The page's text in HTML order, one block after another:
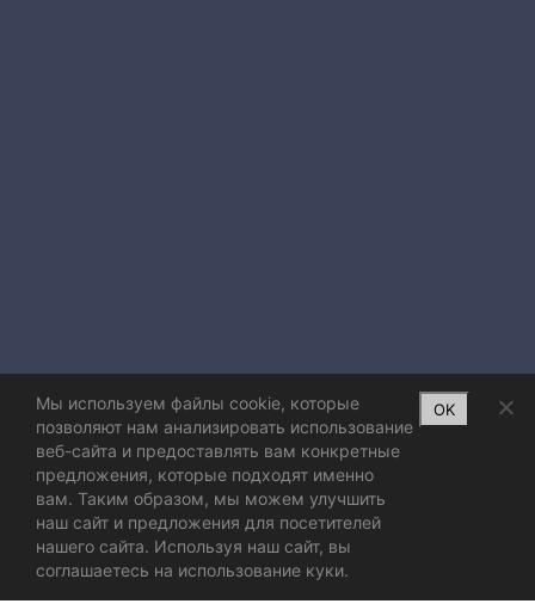
Мы используем файлы cookie, которые
позволяют нам анализировать использование
веб-сайта и предоставлять вам конкретные
предложения, которые подходят именно
вам. Таким образом, мы можем улучшить
наш сайт и предложения для посетителей
нашего сайта. Используя наш сайт, вы
соглашаетесь на использование куки.
OK